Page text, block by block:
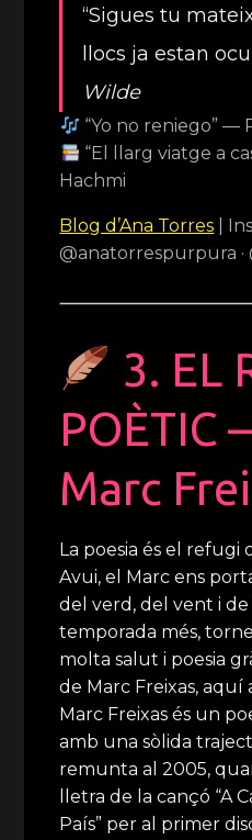
“Sigues tu
llocs ja estan
Wilde
“Yo no reniego” —
“El llarg viatge a
Hachmi
Blog d’Ana Torres |
@anatorrespurpura ·
3. EL
POÈTIC
Marc
La poesia és el refugi
Avui, el Marc ens
del verd, del vent i de
temporada més,
molta salut i poesia
de Marc Freixas, aquí
Marc Freixas és un
amb una sòlida
remunta al 2005,
lletra de la cançó “A
País” per al primer